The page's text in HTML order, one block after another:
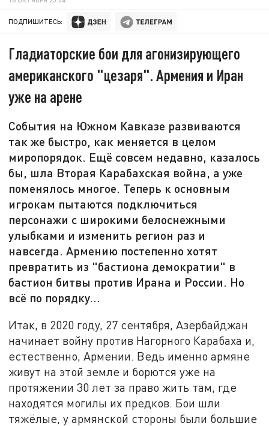
ПОДПИШИТЕСЬ:
Гладиаторские бои для агонизирующего
американского "цезаря". Армения и Иран
уже на арене
События на Южном Кавказе развиваются
так же быстро, как меняется в целом
миропорядок. Ещё совсем недавно, казалось
бы, шла Вторая Карабахская война, а уже
поменялось многое. Теперь к основным
игрокам пытаются подключиться
персонажи с широкими белоснежными
улыбками и изменить регион раз и
навсегда. Армению постепенно хотят
превратить из "бастиона демократии" в
бастион битвы против Ирана и России. Но
всё по порядку...
Итак, в 2020 году, 27 сентября, Азербайджан
начинает войну против Нагорного Карабаха и,
естественно, Армении. Ведь именно армяне
живут на этой земле и борются уже на
протяжении 30 лет за право жить там, где
находятся могилы их предков. Бои шли
тяжёлые, у армянской стороны были большие